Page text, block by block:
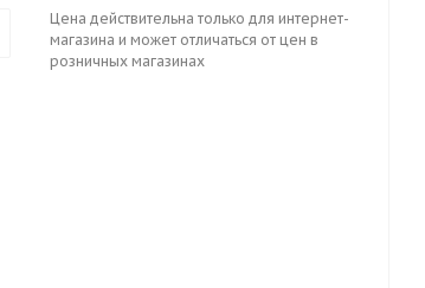
Цена действительна только для интернет-
магазина и может отличаться от цен в
розничных магазинах